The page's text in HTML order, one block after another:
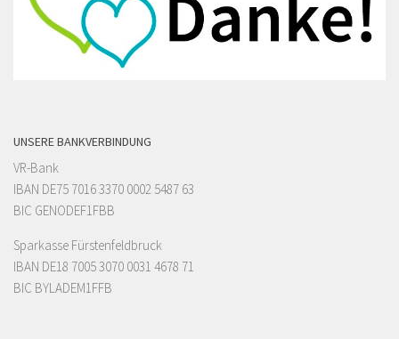
UNSERE BANKVERBINDUNG
VR-Bank
IBAN DE75 7016 3370 0002 5487 63
BIC GENODEF1FBB
Sparkasse Fürstenfeldbruck
IBAN DE18 7005 3070 0031 4678 71
BIC BYLADEM1FFB